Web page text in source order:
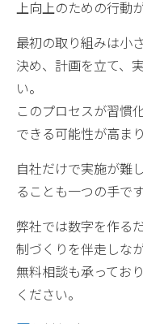
上向上のための行動
最初の取り組みは小
決め、計画を立て、
い。
このプロセスが習慣
できる可能性が高まり
自社だけで実施が難
ることも一つの手です
弊社では数字を作る
制づくりを伴走しな
無料相談も承ってお
ください。